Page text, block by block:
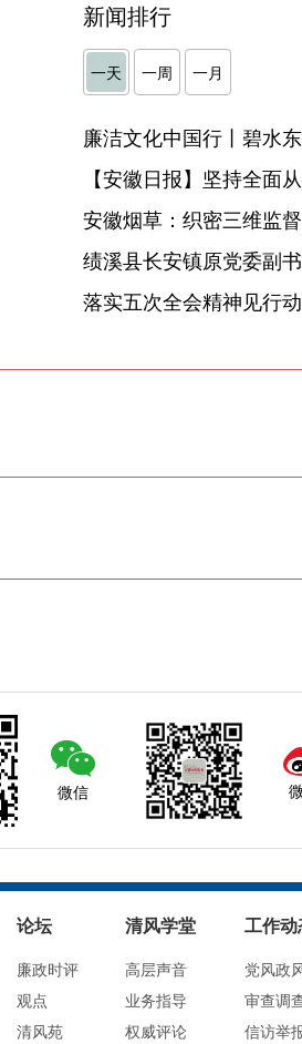
新闻排行
一天 一周 一月
廉洁文化中国行丨碧水
【安徽日报】坚持全面
安徽烟草：织密三维监
微信
论坛
廉政时评
观点
清风苑
清风学堂
高层声音
业务指导
权威评论
工作动
党风政
审查调
信访举